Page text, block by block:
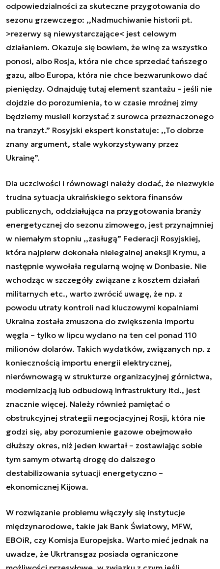
odpowiedzialności za skuteczne przygotowania do
sezonu grzewczego: ,,Nadmuchiwanie historii pt.
>rezerwy są niewystarczające< jest celowym
działaniem. Okazuje się bowiem, że winę za wszystko
ponosi, albo Rosja, która nie chce sprzedać tańszego
gazu, albo Europa, która nie chce bezwarunkowo dać
pieniędzy. Odnajduję tutaj element szantażu – jeśli nie
dojdzie do porozumienia, to w czasie mroźnej zimy
będziemy musieli korzystać z surowca przeznaczonego
na tranzyt.” Rosyjski ekspert konstatuje: ,,To dobrze
znany argument, stale wykorzystywany przez
Ukrainę”.
Dla uczciwości i równowagi należy dodać, że niezwykle
trudna sytuacja ukraińskiego sektora finansów
publicznych, oddziałująca na przygotowania branży
energetycznej do sezonu zimowego, jest przynajmniej
w niemałym stopniu ,,zasługą” Federacji Rosyjskiej,
która najpierw dokonała nielegalnej aneksji Krymu, a
następnie wywołała regularną wojnę w Donbasie. Nie
wchodząc w szczegóły związane z kosztem działań
militarnych etc., warto zwrócić uwagę, że np. z
powodu utraty kontroli nad kluczowymi kopalniami
Ukraina została zmuszona do zwiększenia importu
węgla – tylko w lipcu wydano na ten cel ponad 110
milionów dolarów. Takich wydatków, związanych np. z
koniecznością importu energii elektrycznej,
nierównowagą w strukturze organizacyjnej górnictwa,
modernizacją lub odbudową infrastruktury itd., jest
znacznie więcej. Należy również pamiętać o
obstrukcyjnej strategii negocjacyjnej Rosji, która nie
godzi się, aby porozumienie gazowe obejmowało
dłuższy okres, niż jeden kwartał – zostawiając sobie
tym samym otwartą drogę do dalszego
destabilizowania sytuacji energetyczno –
ekonomicznej Kijowa.
W rozwiązanie problemu włączyły się instytucje
międzynarodowe, takie jak Bank Światowy, MFW,
EBOiR, czy Komisja Europejska. Warto mieć jednak na
uwadze, że Ukrtransgaz posiada ograniczone